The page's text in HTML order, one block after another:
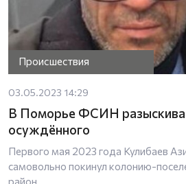
Происшествия
03.05.2023 14:29
В Поморье ФСИН
осуждённого
Первого мая 2023 года Кулибаев
самовольно покинул колонию-
район